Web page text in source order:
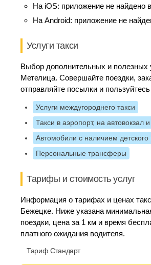
На iOS: приложение не найдено
На Android: приложение не
Услуги такси
Выбор дополнительных и полезных
Метелица. Совершайте поездки,
отправляйте посылки и
Услуги междугороднего такси
Такси в аэропорт, на автовокзал
Автомобили с наличием детского
Персональные трансферы
Тарифы и стоимость услуг
Информация о тарифах и ценах
Бежецке. Ниже указана
поездки, цена за 1 км и время
платного ожидания водителя.
Тариф Стандарт